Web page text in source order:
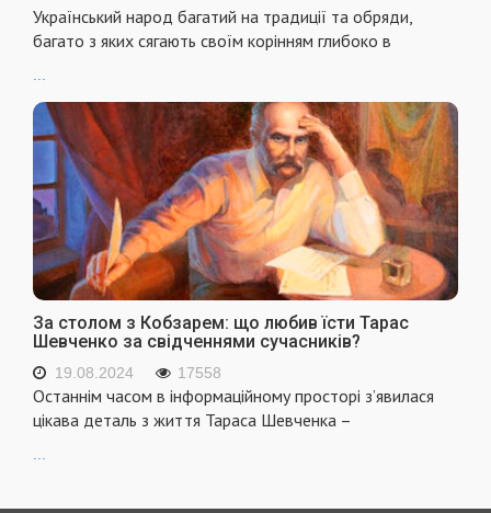
Український народ багатий на традиції та обряди,
багато з яких сягають своїм корінням глибоко в
...
За столом з Кобзарем: що любив їсти Тарас
Шевченко за свідченнями сучасників?
19.08.2024 17558
Останнім часом в інформаційному просторі з’явилася
цікава деталь з життя Тараса Шевченка –